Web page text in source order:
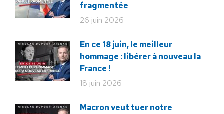
fragmentée
26 juin 2026
En ce 18 juin, le meilleur
hommage : libérer à nouveau la
France !
18 juin 2026
Macron veut tuer notre